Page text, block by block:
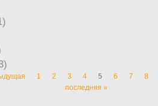
1 2 3 4 5 6 7
8
последняя »